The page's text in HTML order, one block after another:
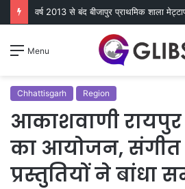
वर्ष 2013 से बंद बीजापुर प्राथमिक शाला
Menu
Chhattisgarh Region
आकाशवाणी रायपुर
का आयोजन, संगीत
प्रस्तुतियों ने बांधा